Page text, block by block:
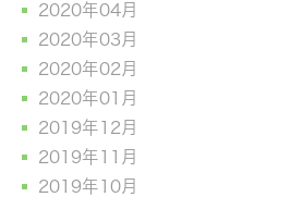
2020年04月
2020年03月
2020年02月
2020年01月
2019年12月
2019年11月
2019年10月